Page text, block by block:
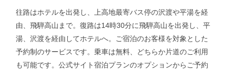
往路はホテルを出発し、上高地最寄バス停の沢渡や平湯を経
由、飛騨高山まで。復路は14時30分に飛騨高山を出発し、平
湯、沢渡を経由してホテルへ。ご宿泊のお客様を対象とした
予約制のサービスです。乗車は無料、どちらか片道のご利用
も可能です。公式サイト宿泊プランのオプションからご予約